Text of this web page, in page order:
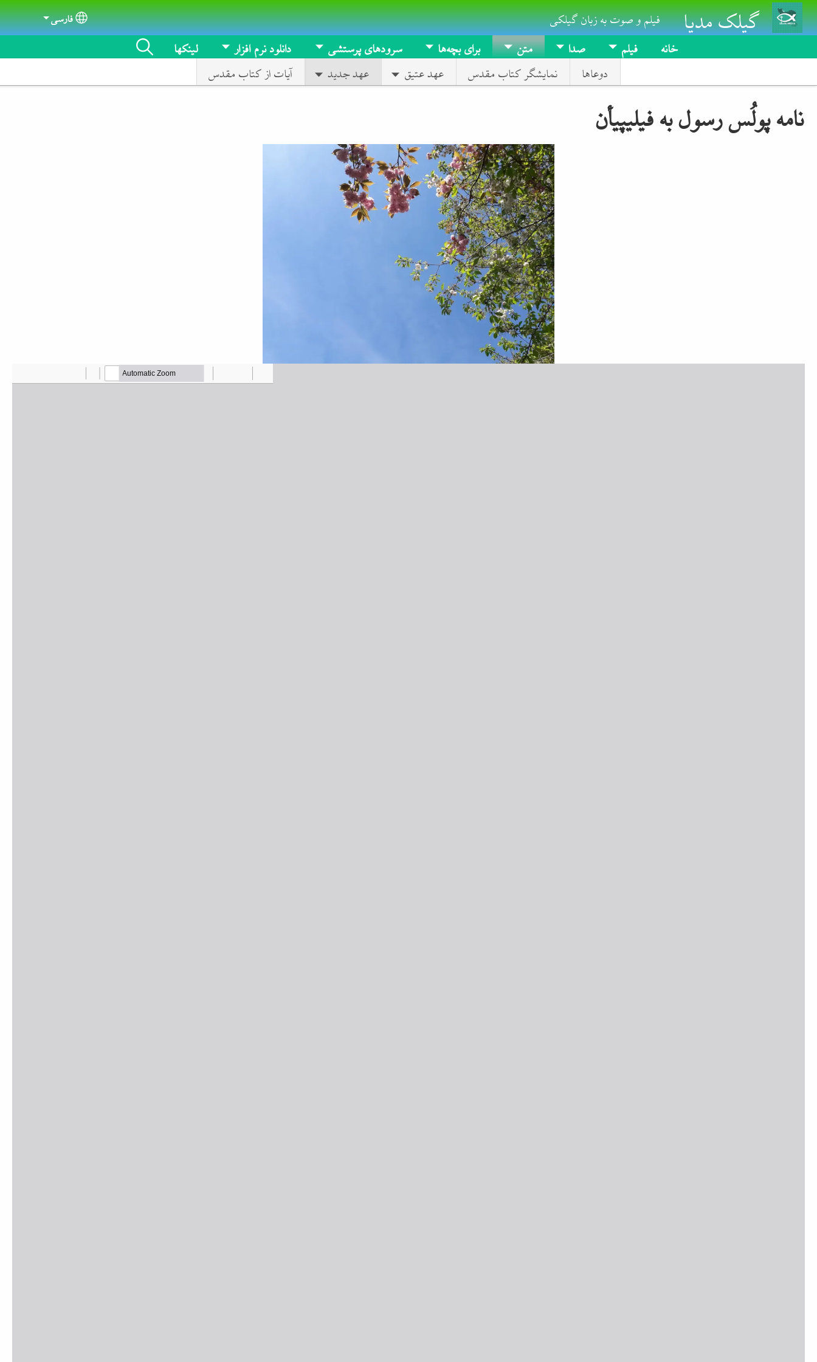
Skip to main contentگیلک مدیا فیلم و صوت به زبان گیلکی Select your language
فارسی
خانه فیلم صدا
متن
دوعاها
نمایشگر کتاب مقدس عهد عتیق عهد جدید آیات از کتاب مقدس
برای بچه‌ها سرودهای پرستشی دانلود نرم افزار لینکها
نامه پولُس رسول به فیلیپیأن